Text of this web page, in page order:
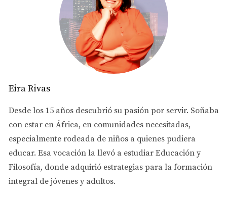
4. Flexibilidad en las visitas:
Es importante ser
flexible a la hora de programar visitas a la
propiedad. Los compradores potenciales pueden
tener horarios diferentes y es importante estar
disponible para mostrar la casa en diferentes
propiedad, mayores serán las posibilidades de
venderla rápidamente.
5. Trabaja con un agente inmobiliario profesional:
Contar con la ayuda de un agente inmobiliario
Eira Rivas
Desde los 15 años descubrió su pasión por servir. Soñaba
con estar en África, en comunidades necesitadas,
especialmente rodeada de niños a quienes pudiera
educar. Esa vocación la llevó a estudiar Educación y
Filosofía, donde adquirió estrategias para la formación
integral de jóvenes y adultos.